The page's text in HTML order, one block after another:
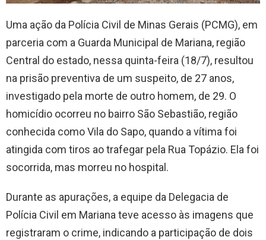
Uma ação da Polícia Civil de Minas Gerais (PCMG), em
parceria com a Guarda Municipal de Mariana, região
Central do estado, nessa quinta-feira (18/7), resultou
na prisão preventiva de um suspeito, de 27 anos,
investigado pela morte de outro homem, de 29. O
homicídio ocorreu no bairro São Sebastião, região
conhecida como Vila do Sapo, quando a vítima foi
atingida com tiros ao trafegar pela Rua Topázio. Ela foi
socorrida, mas morreu no hospital.
Durante as apurações, a equipe da Delegacia de
Polícia Civil em Mariana teve acesso às imagens que
registraram o crime, indicando a participação de dois